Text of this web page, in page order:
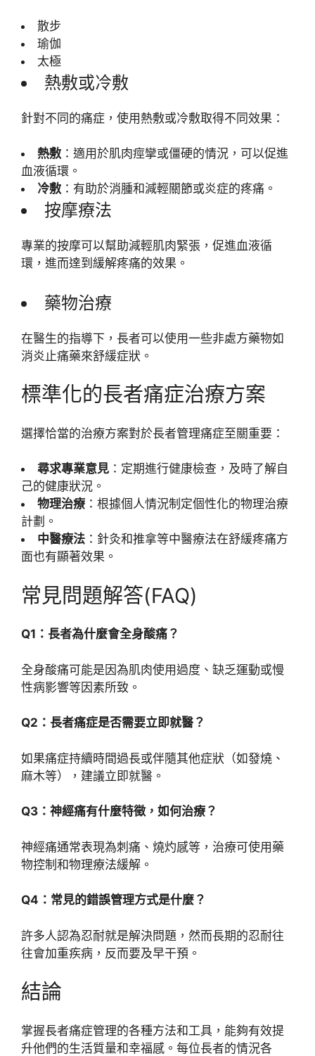
散步
瑜伽
太極
熱敷或冷敷
針對不同的痛症，使用熱敷或冷敷取得不同效果：
熱敷 ：適用於肌肉痙攣或僵硬的情況，可以促進
血液循環。
冷敷 ：有助於消腫和減輕關節或炎症的疼痛。
按摩療法
專業的按摩可以幫助減輕肌肉緊張，促進血液循
環，進而達到緩解疼痛的效果。
藥物治療
在醫生的指導下，長者可以使用一些非處方藥物如
消炎止痛藥來舒緩症狀。
標準化的長者痛症治療方案
選擇恰當的治療方案對於長者管理痛症至關重要：
尋求專業意見 ：定期進行健康檢查，及時了解自
己的健康狀況。
物理治療：根據個人情況制定個性化的物理治療
計劃。
中醫療法 ：針灸和推拿等中醫療法在舒緩疼痛方
面也有顯著效果。
常見問題解答(FAQ)
Q1：長者為什麼會全身酸痛？
全身酸痛可能是因為肌肉使用過度、缺乏運動或慢
性病影響等因素所致。
Q2：長者痛症是否需要立即就醫？
如果痛症持續時間過長或伴隨其他症狀（如發燒、
麻木等），建議立即就醫。
Q3：神經痛有什麼特徵，如何治療？
神經痛通常表現為刺痛、燒灼感等，治療可使用藥
物控制和物理療法緩解。
Q4：常見的錯誤管理方式是什麼？
許多人認為忍耐就是解決問題，然而長期的忍耐往
往會加重疾病，反而要及早干預。
結論
掌握長者痛症管理的各種方法和工具，能夠有效提
升他們的生活質量和幸福感。每位長者的情況各